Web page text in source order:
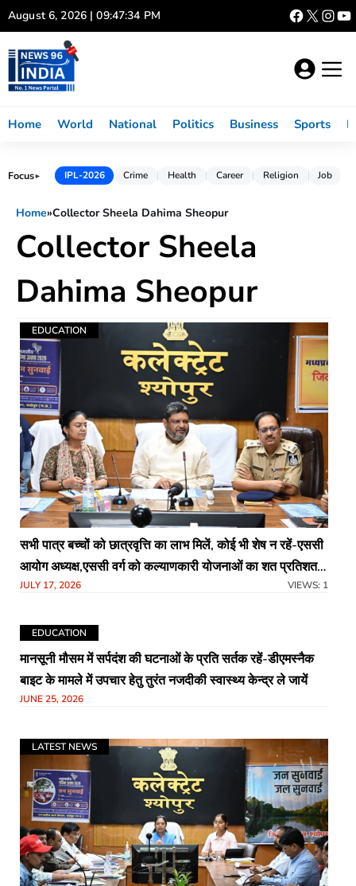
Skip
to
content
August 6, 2026 | 09:47:35 PM
Home World National Politics Business Sports
Focus► IPL-2026 Crime Health Career Religion Job
Home»Collector Sheela Dahima Sheopur
Collector Sheela
Dahima Sheopur
EDUCATION
सभी पात्र बच्चों को छात्रवृत्ति का लाभ मिलें, कोई भी शेष न रहें-एससी
आयोग अध्यक्ष,एससी वर्ग को कल्याणकारी योजनाओं का शत प्रतिशत
सुनिश्चित करने के निर्देश
JULY 17, 2026 VIEWS: 1
EDUCATION
मानसूनी मौसम में सर्पदंश की घटनाओं के प्रति सर्तक रहें-डीएमस्नैक
बाइट के मामले में उपचार हेतु तुरंत नजदीकी स्वास्थ्य केन्द्र ले जायें
JUNE 25, 2026
LATEST NEWS